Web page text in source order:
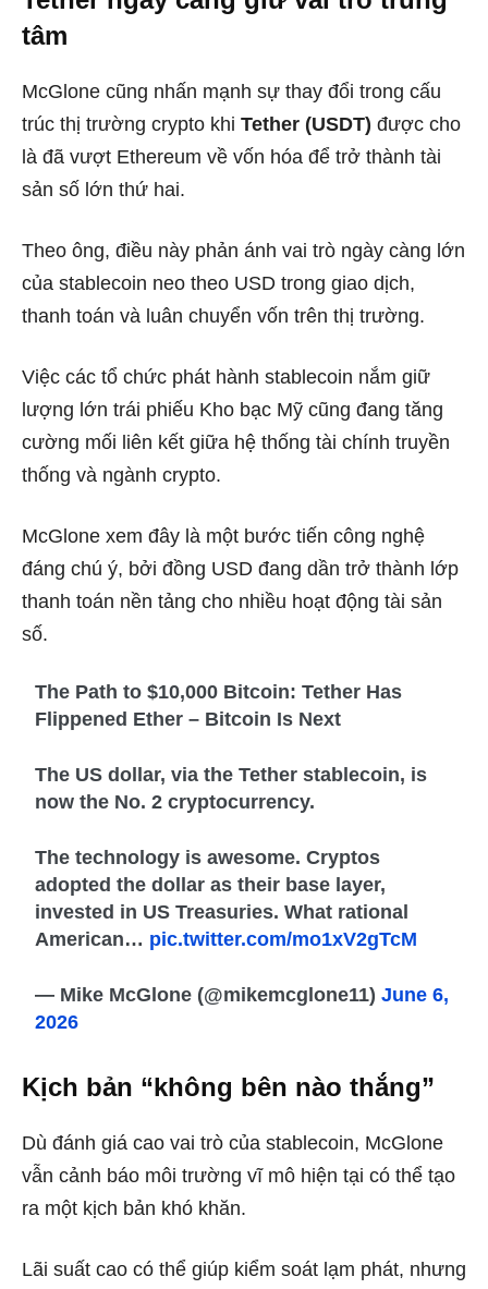
tâm
McGlone cũng nhấn mạnh sự thay đổi trong cấu
trúc thị trường crypto khi Tether (USDT) được cho
là đã vượt Ethereum về vốn hóa để trở thành tài
sản số lớn thứ hai.
Theo ông, điều này phản ánh vai trò ngày càng lớn
của stablecoin neo theo USD trong giao dịch,
thanh toán và luân chuyển vốn trên thị trường.
Việc các tổ chức phát hành stablecoin nắm giữ
lượng lớn trái phiếu Kho bạc Mỹ cũng đang tăng
cường mối liên kết giữa hệ thống tài chính truyền
thống và ngành crypto.
McGlone xem đây là một bước tiến công nghệ
đáng chú ý, bởi đồng USD đang dần trở thành lớp
thanh toán nền tảng cho nhiều hoạt động tài sản
số.
The Path to $10,000 Bitcoin: Tether Has
Flippened Ether – Bitcoin Is Next
The US dollar, via the Tether stablecoin, is
now the No. 2 cryptocurrency.
The technology is awesome. Cryptos
adopted the dollar as their base layer,
invested in US Treasuries. What rational
American… pic.twitter.com/mo1xV2gTcM
— Mike McGlone (@mikemcglone11)June 6,
2026
Kịch bản “không bên nào thắng”
Dù đánh giá cao vai trò của stablecoin, McGlone
vẫn cảnh báo môi trường vĩ mô hiện tại có thể tạo
ra một kịch bản khó khăn.
Lãi suất cao có thể giúp kiểm soát lạm phát, nhưng